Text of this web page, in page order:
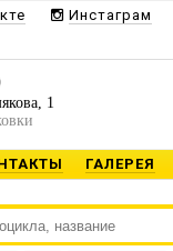
Инстаграм
1
ГАЛЕРЕЯ